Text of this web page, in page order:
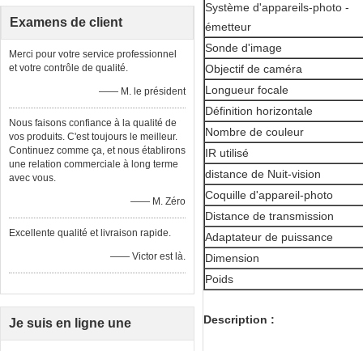
Examens de client
Merci pour votre service professionnel
et votre contrôle de qualité.
—— M. le président
Nous faisons confiance à la qualité de
vos produits. C'est toujours le meilleur.
Continuez comme ça, et nous établirons
une relation commerciale à long terme
avec vous.
—— M. Zéro
Excellente qualité et livraison rapide.
—— Victor est là.
Je suis en ligne une
Système d'appareils-photo -
émetteur
Sonde d'image
Objectif de caméra
Longueur focale
Définition horizontale
Nombre de couleur
IR utilisé
distance de Nuit-vision
Coquille d'appareil-photo
Distance de transmission
Adaptateur de puissance
Dimension
Poids
Description :